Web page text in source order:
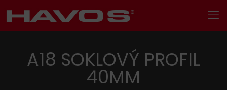
A18 SOKLOVÝ PROFIL
40MM